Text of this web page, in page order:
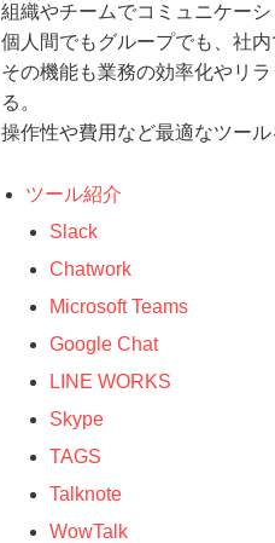
組織やチームでコミュニケー
個人間でもグループでも、社
その機能も業務の効率化やリ
る。
操作性や費用など最適なツー
ツール紹介
Slack
Chatwork
Microsoft Teams
Google Chat
LINE WORKS
Skype
TAGS
Talknote
WowTalk